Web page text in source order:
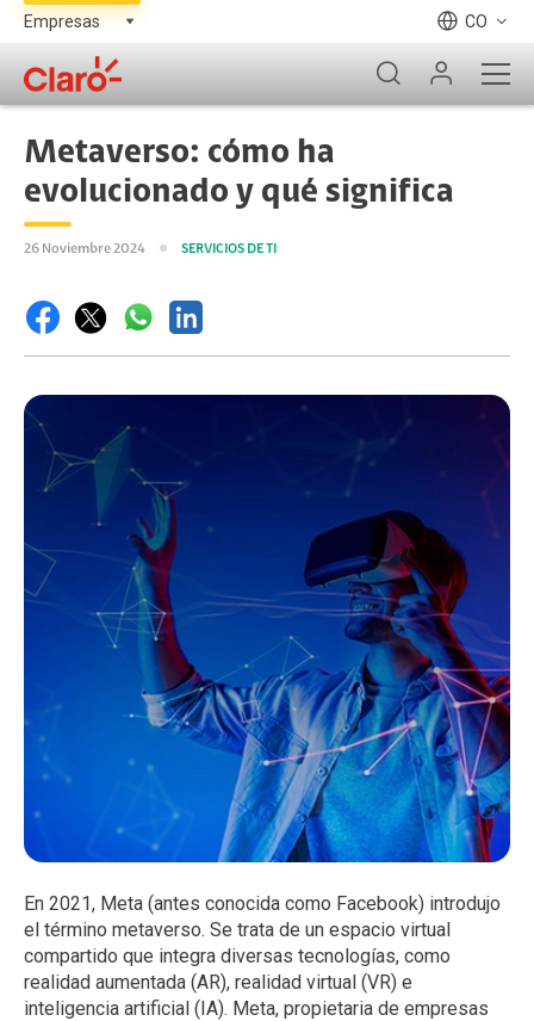
CO
Metaverso: cómo ha
evolucionado y qué significa
26 Noviembre 2024 SERVICIOS DE TI
En 2021, Meta (antes conocida como Facebook) introdujo
el término metaverso. Se trata de un espacio virtual
compartido que integra diversas tecnologías, como
realidad aumentada (AR), realidad virtual (VR) e
inteligencia artificial (IA). Meta, propietaria de empresas